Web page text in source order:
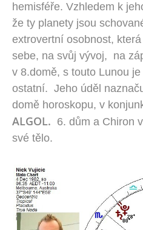
hemisféře. Vzhledem k
že ty planety jsou
extrovertní osobnost,
sebe, na svůj vývoj, na
v 8.domě, s touto Lunou
ostatní. Jeho úděl
domě horoskopu, v
ALGOL. 6. dům a Chiron
své tělo.